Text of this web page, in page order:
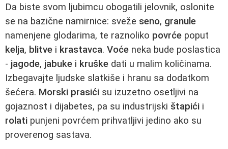
Da biste svom ljubimcu obogatili jelovnik, oslonite
se na bazične namirnice: sveže seno, granule
namenjene glodarima, te raznoliko povrće poput
kelja, blitve i krastavca. Voće neka bude poslastica
- jagode, jabuke i kruške dati u malim količinama.
Izbegavajte ljudske slatkiše i hranu sa dodatkom
šećera. Morski prasići su izuzetno osetljivi na
gojaznost i dijabetes, pa su industrijski štapići i
rolati punjeni povrćem prihvatljivi jedino ako su
proverenog sastava.